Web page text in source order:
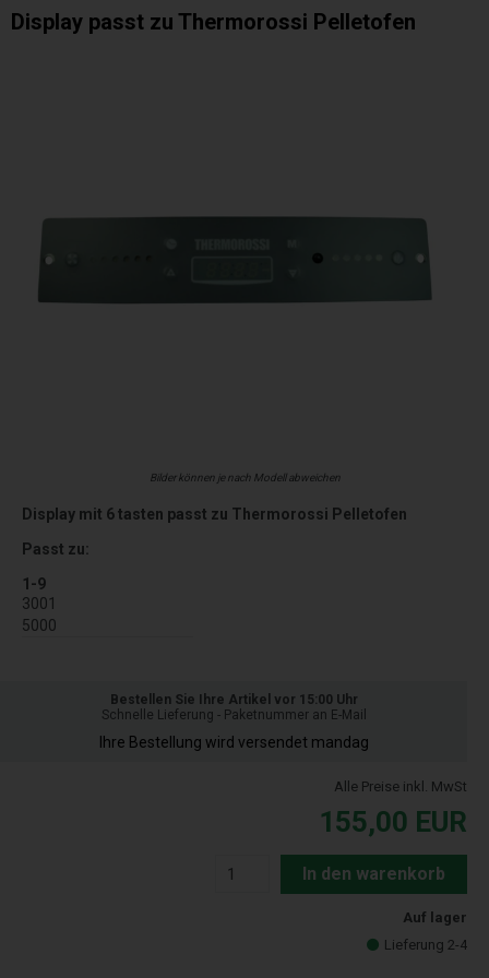
Display passt zu Thermorossi Pelletofen
Bilder können je nach Modell abweichen
Display mit 6 tasten passt zu Thermorossi Pelletofen
Passt zu:
1-9
3001
5000
Bestellen Sie Ihre Artikel vor 15:00 Uhr
Schnelle Lieferung - Paketnummer an E-Mail
Ihre Bestellung wird versendet mandag
Alle Preise inkl. MwSt
155,00 EUR
In den warenkorb
Auf lager
Lieferung 2-4